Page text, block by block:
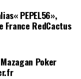
PEPEL56»,
France RedCactus
Poker